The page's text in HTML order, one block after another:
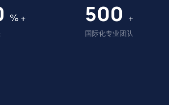
% + 500 +
国际化专业团队